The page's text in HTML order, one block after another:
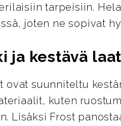
tarpeisiin.
joten ne sopivat
ja kestävä
ovat suunniteltu
kuten
Lisäksi Frost